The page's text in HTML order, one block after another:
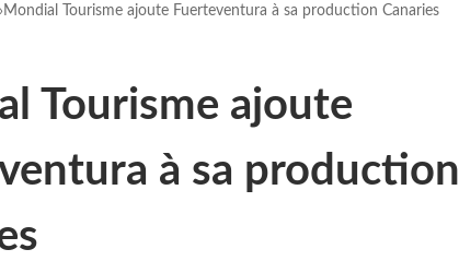
› Mondial Tourisme ajoute Fuerteventura à sa production Canaries
Tourisme ajoute
à sa production